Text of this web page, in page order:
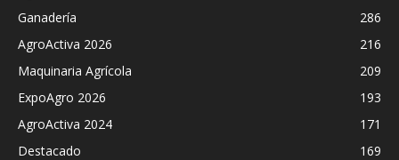
Ganadería
286
AgroActiva 2026
216
Maquinaria Agrícola
209
ExpoAgro 2026
193
AgroActiva 2024
171
Destacado
169